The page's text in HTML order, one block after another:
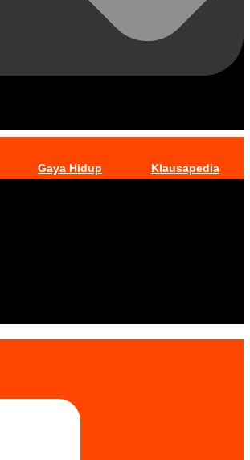
Gaya Hidup Klausapedia